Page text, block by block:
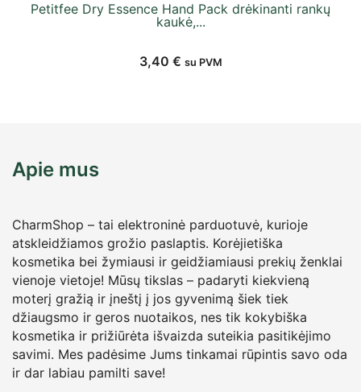
Petitfee Dry Essence Hand Pack drėkinanti rankų
kaukė,...
3,40 € su PVM
Apie mus
CharmShop – tai elektroninė parduotuvė, kurioje
atskleidžiamos grožio paslaptis. Korėjietiška
kosmetika bei žymiausi ir geidžiamiausi prekių ženklai
vienoje vietoje! Mūsų tikslas – padaryti kiekvieną
moterį gražią ir įneštį į jos gyvenimą šiek tiek
džiaugsmo ir geros nuotaikos, nes tik kokybiška
kosmetika ir prižiūrėta išvaizda suteikia pasitikėjimo
savimi. Mes padėsime Jums tinkamai rūpintis savo oda
ir dar labiau pamilti save!